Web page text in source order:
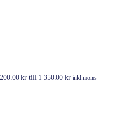
kr till 1 350.00 kr inkl.moms